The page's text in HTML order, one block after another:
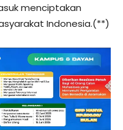
menciptakan
Indonesia.(**)